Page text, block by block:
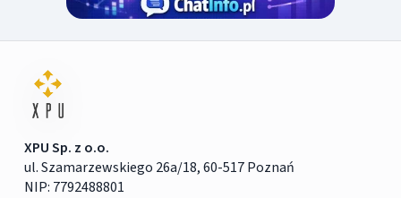
XPU Sp. z o.o.
ul. Szamarzewskiego 26a/18, 60-517 Poznań
NIP: 7792488801